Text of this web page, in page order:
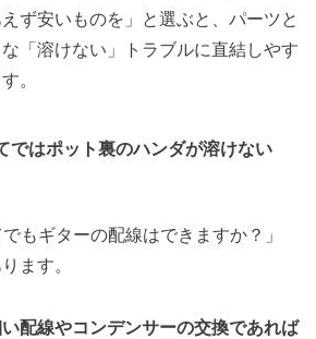
ず安いものを」と選ぶと、パーツと
「溶けない」トラブルに直結しやす
。
ではポット裏のハンダが溶けない
もギターの配線はできますか？」
ます。
配線やコンデンサーの交換であれば